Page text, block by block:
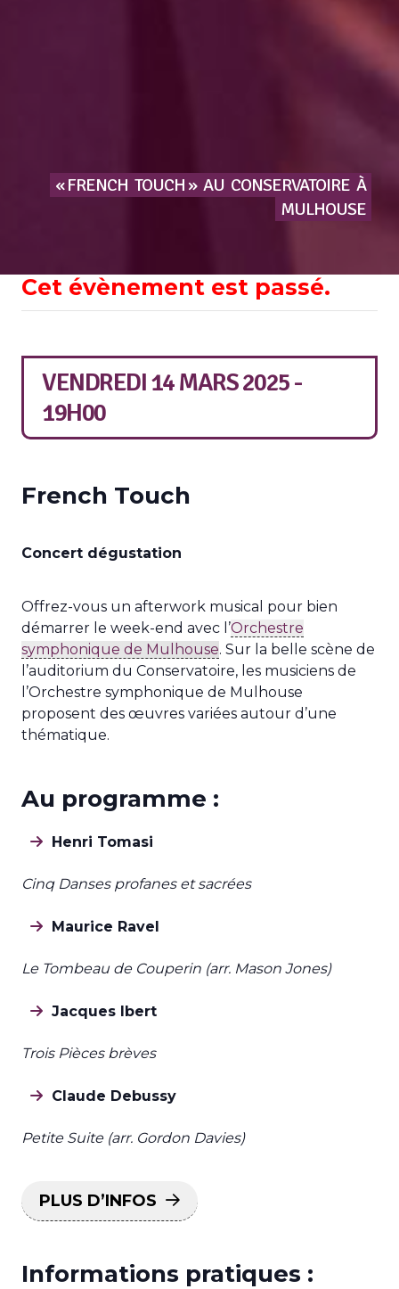
« FRENCH TOUCH » AU CONSERVATOIRE À
MULHOUSE
Cet évènement est passé.
VENDREDI 14 MARS 2025 -
19H00
French Touch
Concert dégustation
Offrez-vous un afterwork musical pour bien
démarrer le week-end avec l’Orchestre
symphonique de Mulhouse. Sur la belle scène de
l’auditorium du Conservatoire, les musiciens de
l’Orchestre symphonique de Mulhouse
proposent des œuvres variées autour d’une
thématique.
Au programme :
Henri Tomasi
Cinq Danses profanes et sacrées
Maurice Ravel
Le Tombeau de Couperin (arr. Mason Jones)
Jacques Ibert
Trois Pièces brèves
Claude Debussy
Petite Suite (arr. Gordon Davies)
PLUS D’INFOS
Informations pratiques :